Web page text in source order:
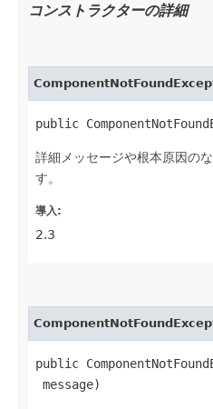
コンストラクターの詳細
public
詳細メッセージや根本原因の
す。
導入:
2.3
public
message)